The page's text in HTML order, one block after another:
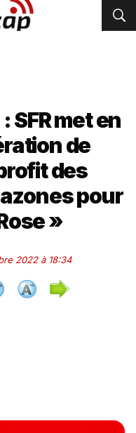
met en
de
des
pour
»
2022 à 18:34